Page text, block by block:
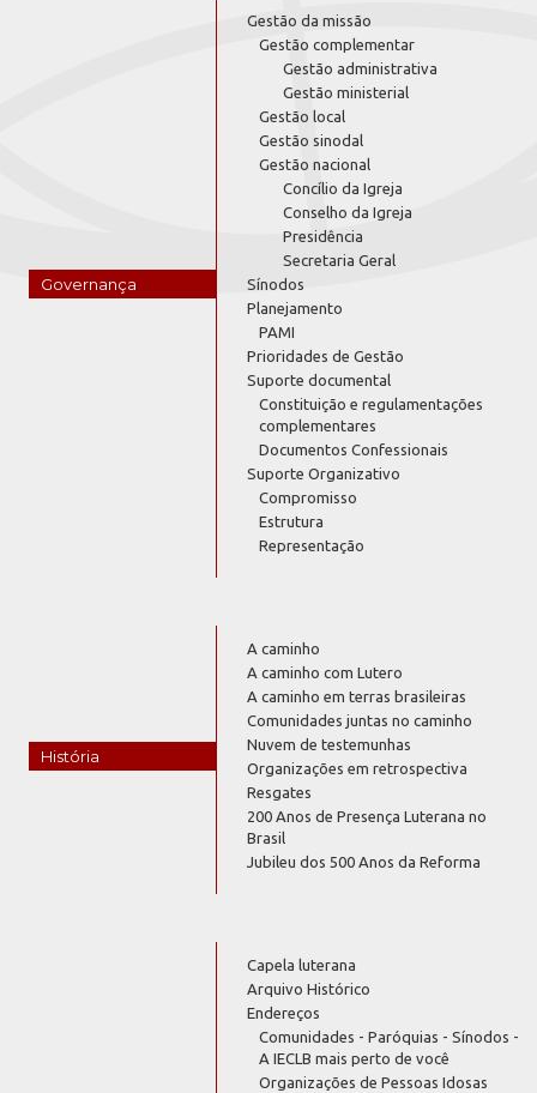
Governança
Gestão da missão
Gestão complementar
Gestão administrativa
Gestão ministerial
Gestão local
Gestão sinodal
Gestão nacional
Concílio da Igreja
Conselho da Igreja
Presidência
Secretaria Geral
Sínodos
Planejamento
PAMI
Prioridades de Gestão
Suporte documental
Constituição e regulamentações
complementares
Documentos Confessionais
Suporte Organizativo
Compromisso
Estrutura
Representação
História
A caminho
A caminho com Lutero
A caminho em terras brasileiras
Comunidades juntas no caminho
Nuvem de testemunhas
Organizações em retrospectiva
Resgates
200 Anos de Presença Luterana no
Brasil
Jubileu dos 500 Anos da Reforma
Capela luterana
Arquivo Histórico
Endereços
Comunidades - Paróquias - Sínodos -
A IECLB mais perto de você
Organizações de Pessoas Idosas